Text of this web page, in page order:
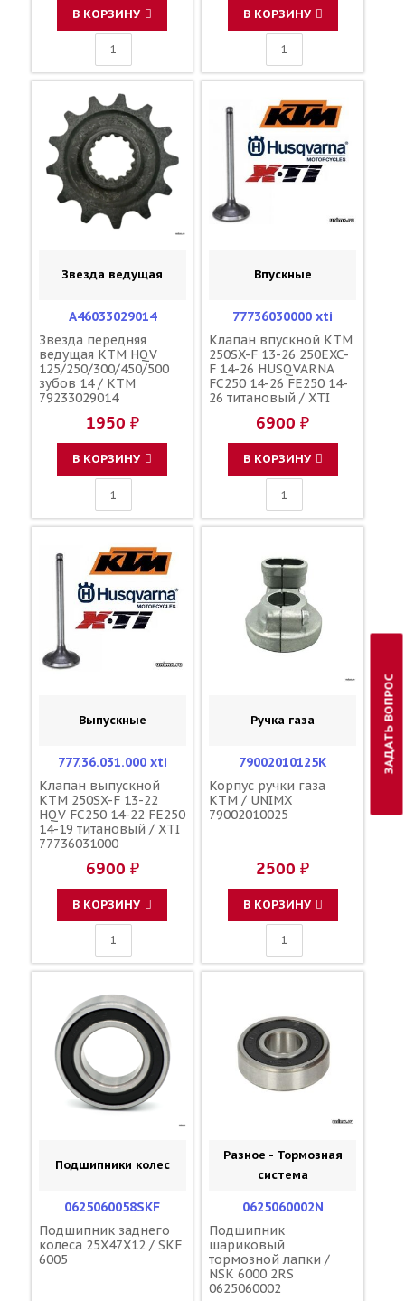
В КОРЗИНУ В КОРЗИНУ
Звезда ведущая
A46033029014
Звезда передняя
ведущая KTM HQV
125/250/300/450/500
зубов 14 / KTM
79233029014
1950 ₽
В КОРЗИНУ
Впускные
77736030000 xti
Клапан впускной KTM
250SX-F 13-26 250EXC-
F 14-26 HUSQVARNA
FC250 14-26 FE250 14-
26 титановый / XTI
6900 ₽
В КОРЗИНУ
Выпускные
777.36.031.000 xti
Клапан выпускной
KTM 250SX-F 13-22
HQV FC250 14-22 FE250
14-19 титановый / XTI
77736031000
6900 ₽
В КОРЗИНУ
Ручка газа
79002010125K
Корпус ручки газа
KTM / UNIMX
79002010025
2500 ₽
В КОРЗИНУ
Подшипники колес
0625060058SKF
Подшипник заднего
колеса 25X47X12 / SKF
6005
Разное - Тормозная
система
0625060002N
Подшипник
шариковый
тормозной лапки /
NSK 6000 2RS
0625060002
ЗАДАТЬ ВОПРОС